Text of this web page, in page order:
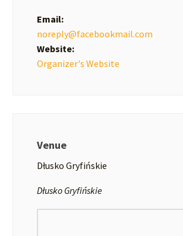
Email:
noreply@facebookmail.com
Website:
Organizer's Website
Venue
Dłusko Gryfińskie
Dłusko Gryfińskie